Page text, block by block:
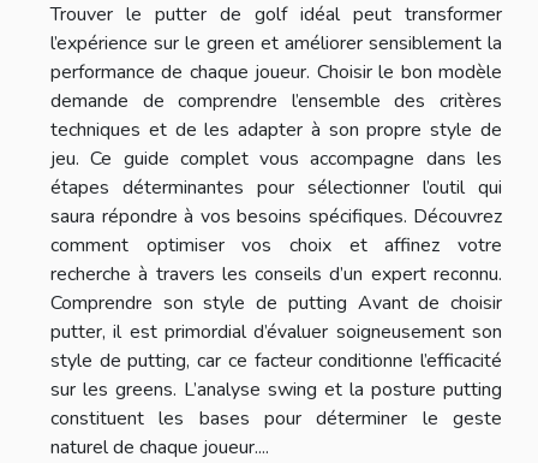
Trouver le putter de golf idéal peut transformer
l’expérience sur le green et améliorer sensiblement la
performance de chaque joueur. Choisir le bon modèle
demande de comprendre l’ensemble des critères
techniques et de les adapter à son propre style de
jeu. Ce guide complet vous accompagne dans les
étapes déterminantes pour sélectionner l’outil qui
saura répondre à vos besoins spécifiques. Découvrez
comment optimiser vos choix et affinez votre
recherche à travers les conseils d’un expert reconnu.
Comprendre son style de putting Avant de choisir
putter, il est primordial d’évaluer soigneusement son
style de putting, car ce facteur conditionne l’efficacité
sur les greens. L’analyse swing et la posture putting
constituent les bases pour déterminer le geste
naturel de chaque joueur....